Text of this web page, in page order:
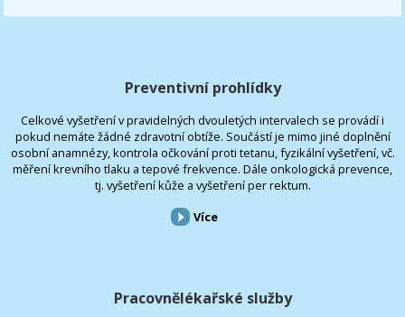
Preventivní prohlídky
Celkové vyšetření v pravidelných dvouletých intervalech se provádí i
pokud nemáte žádné zdravotní obtíže. Součástí je mimo jiné doplnění
osobní anamnézy, kontrola očkování proti tetanu, fyzikální vyšetření, vč.
měření krevního tlaku a tepové frekvence. Dále onkologická prevence,
tj. vyšetření kůže a vyšetření per rektum.
Více
Pracovnělékařské služby